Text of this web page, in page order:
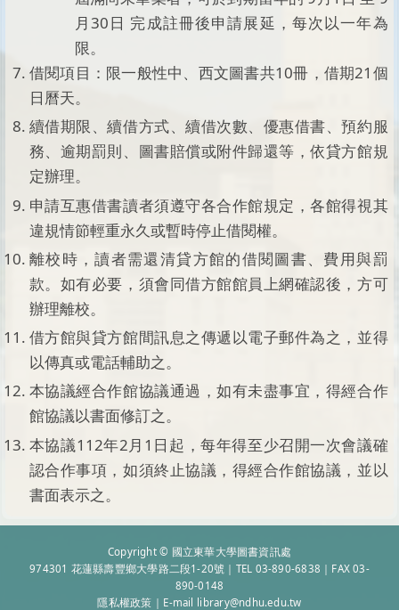
月30日 完成註冊後申請展延，每次以一年為
限。
借閱項目：限一般性中、西文圖書共10冊，借期21個
日曆天。
續借期限、續借方式、續借次數、優惠借書、預約服
務、逾期罰則、圖書賠償或附件歸還等，依貸方館規
定辦理。
申請互惠借書讀者須遵守各合作館規定，各館得視其
違規情節輕重永久或暫時停止借閱權。
離校時，讀者需還清貸方館的借閱圖書、費用與罰
款。如有必要，須會同借方館館員上網確認後，方可
辦理離校。
借方館與貸方館間訊息之傳遞以電子郵件為之，並得
以傳真或電話輔助之。
本協議經合作館協議通過，如有未盡事宜，得經合作
館協議以書面修訂之。
本協議112年2月1日起，每年得至少召開一次會議確
認合作事項，如須終止協議，得經合作館協議，並以
書面表示之。
Copyright © 國立東華大學圖書資訊處
974301 花蓮縣壽豐鄉大學路二段1-20號｜TEL 03-890-6838｜FAX 03-
890-0148
隱私權政策 ｜E-mail library@ndhu.edu.tw